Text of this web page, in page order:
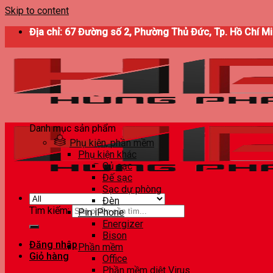
Skip to content
Địa chỉ: 67 Đường số 2, Phường Thủ Đức, Tp. Hồ Chí
Tìm kiếm:
Đăng nhập
Giỏ hàng
Danh mục sản phẩm
Phụ kiện, phần mềm
Phụ kiện khác
Củ sạc
Đế sạc
Sạc dự phòng
Đèn
Pin iPhone
Energizer
Bison
Phần mềm
Office
Phần mềm diệt Virus